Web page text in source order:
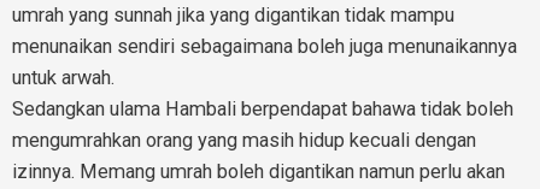
umrah yang sunnah jika yang digantikan tidak mampu
menunaikan sendiri sebagaimana boleh juga menunaikannya
untuk arwah.
Sedangkan ulama Hambali berpendapat bahawa tidak boleh
mengumrahkan orang yang masih hidup kecuali dengan
izinnya. Memang umrah boleh digantikan namun perlu akan